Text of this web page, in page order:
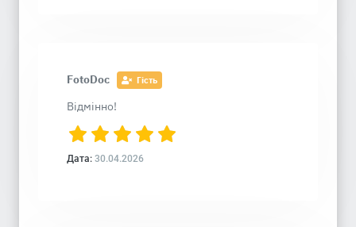
FotoDoc Гість
Відмінно!
Дата: 30.04.2026